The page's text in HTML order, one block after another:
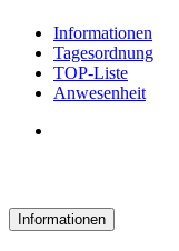
Informationen
Tagesordnung
TOP-Liste
Anwesenheit
Informationen